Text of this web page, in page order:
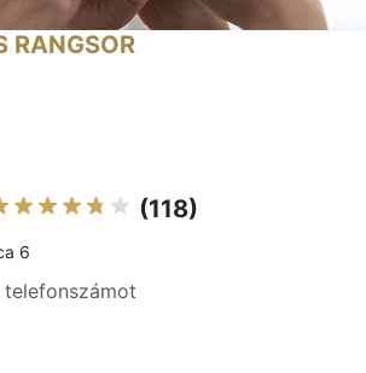
RANGSOR
(118)
6
telefonszámot